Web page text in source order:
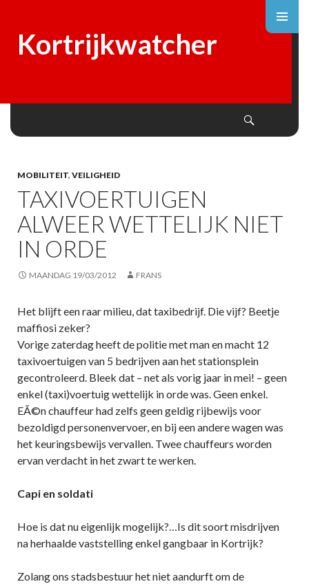
Kortrijkwatcher
MOBILITEIT, VEILIGHEID
TAXIVOERTUIGEN
ALWEER WETTELIJK NIET
IN ORDE
MAANDAG 19/03/2012 FRANS
Het blijft een raar milieu, dat taxibedrijf. Die vijf? Beetje
maffiosi zeker?
Vorige zaterdag heeft de politie met man en macht 12
taxivoertuigen van 5 bedrijven aan het stationsplein
gecontroleerd. Bleek dat – net als vorig jaar in mei! – geen
enkel (taxi)voertuig wettelijk in orde was. Geen enkel.
EÃ©n chauffeur had zelfs geen geldig rijbewijs voor
bezoldigd personenvervoer, en bij een andere wagen was
het keuringsbewijs vervallen. Twee chauffeurs worden
ervan verdacht in het zwart te werken.
Capi en soldati
Hoe is dat nu eigenlijk mogelijk?…Is dit soort misdrijven
na herhaalde vaststelling enkel gangbaar in Kortrijk?
Zolang ons stadsbestuur het niet aandurft om de